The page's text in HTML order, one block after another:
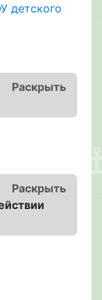
детского
Раскрыть
Раскрыть